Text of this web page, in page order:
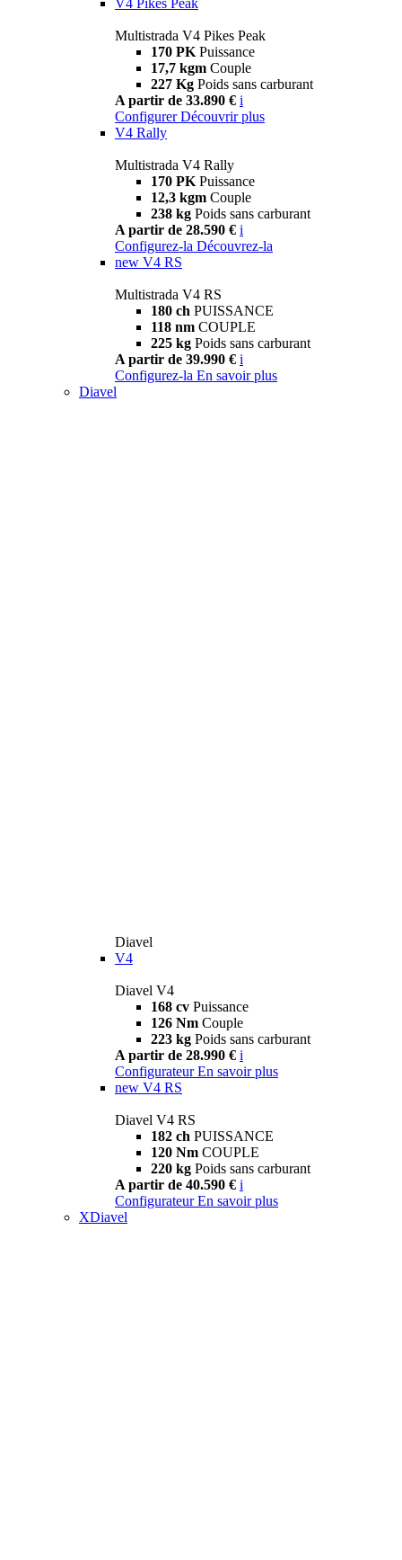
Multistrada V4 Pikes Peak
170 PK Puissance
17,7 kgm Couple
227 Kg Poids sans carburant
A partir de 33.890 € i
Configurer Découvrir plus
V4 Rally
Multistrada V4 Rally
170 PK Puissance
12,3 kgm Couple
238 kg Poids sans carburant
A partir de 28.590 € i
Configurez-la Découvrez-la
new V4 RS
Multistrada V4 RS
180 ch PUISSANCE
118 nm COUPLE
225 kg Poids sans carburant
A partir de 39.990 € i
Configurez-la En savoir plus
Diavel
Diavel
V4
Diavel V4
168 cv Puissance
126 Nm Couple
223 kg Poids sans carburant
A partir de 28.990 € i
Configurateur En savoir plus
new V4 RS
Diavel V4 RS
182 ch PUISSANCE
120 Nm COUPLE
220 kg Poids sans carburant
A partir de 40.590 € i
Configurateur En savoir plus
XDiavel